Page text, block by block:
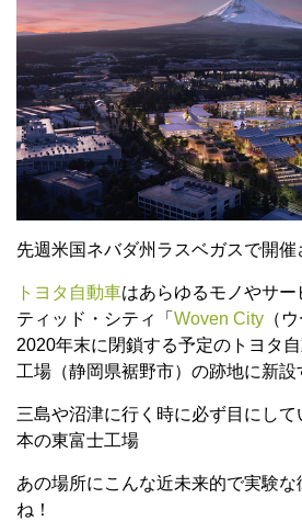
先週米国ネバダ州ラスベガスで開催
トヨタ自動車はあらゆるモノやサ
ティッド・シティ「 Woven City （
2020年末に閉鎖する予定のトヨタ
工場（静岡県裾野市）の跡地に新
三島や沼津に行く時に必ず目にして
本の東富士工場
あの場所にこんな近未来的で実験
ね！